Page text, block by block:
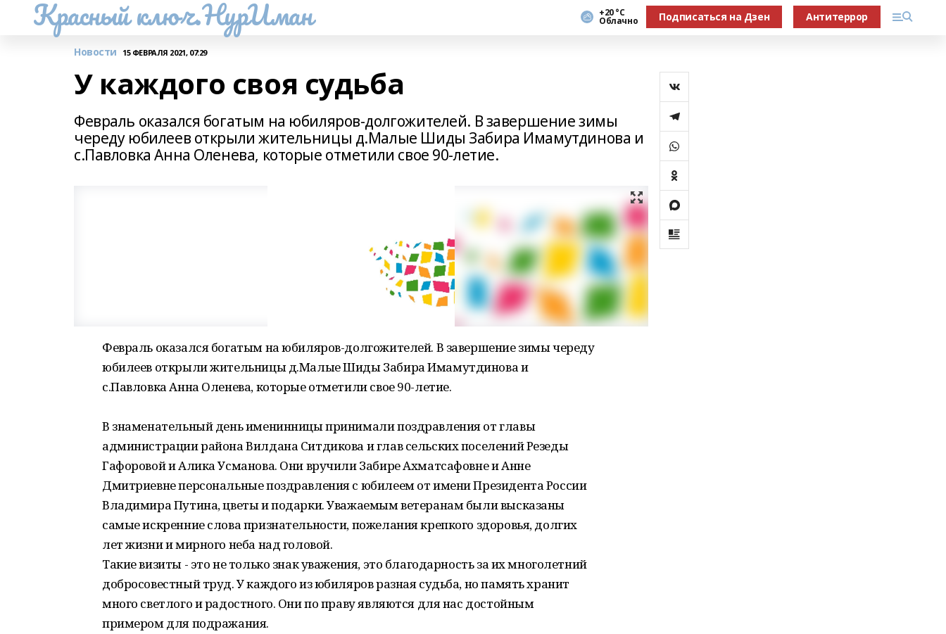
Красный ключ.НурИман +20 °С
Облачно Подписаться на Дзен Антитеррор
Новости 15 ФЕВРАЛЯ 2021, 07:29
У каждого своя судьба
Февраль оказался богатым на юбиляров-долгожителей. В завершение зимы
череду юбилеев открыли жительницы д.Малые Шиды Забира Имамутдинова и
с.Павловка Анна Оленева, которые отметили свое 90-летие.
Февраль оказался богатым на юбиляров-долгожителей. В завершение зимы череду
юбилеев открыли жительницы д.Малые Шиды Забира Имамутдинова и
с.Павловка Анна Оленева, которые отметили свое 90-летие.
В знаменательный день именинницы принимали поздравления от главы
администрации района Вилдана Ситдикова и глав сельских поселений Резеды
Гафоровой и Алика Усманова. Они вручили Забире Ахматсафовне и Анне
Дмитриевне персональные поздравления с юбилеем от имени Президента России
Владимира Путина, цветы и подарки. Уважаемым ветеранам были высказаны
самые искренние слова признательности, пожелания крепкого здоровья, долгих
лет жизни и мирного неба над головой.
Такие визиты - это не только знак уважения, это благодарность за их многолетний
добросовестный труд. У каждого из юбиляров разная судьба, но память хранит
много светлого и радостного. Они по праву являются для нас достойным
примером для подражания.